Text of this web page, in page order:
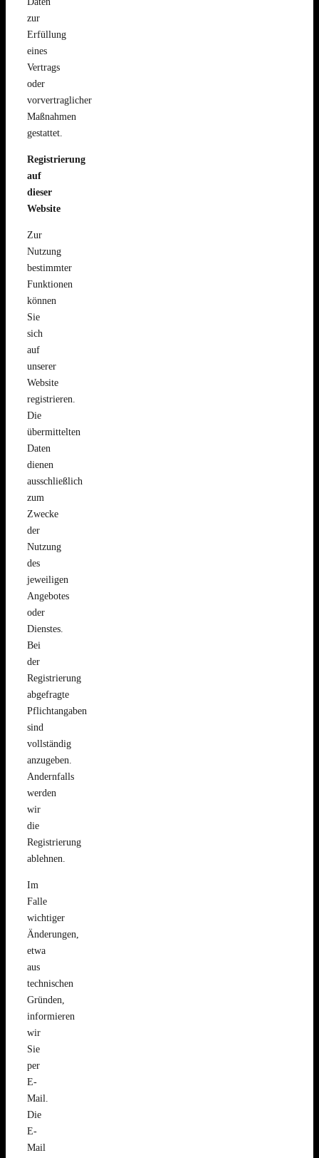
zur
Erfüllung
eines
Vertrags
oder
vorvertraglicher
Maßnahmen
gestattet.
Registrierung
auf
dieser
Website
Zur
Nutzung
bestimmter
Funktionen
können
Sie
sich
auf
unserer
Website
registrieren.
Die
übermittelten
Daten
dienen
ausschließlich
zum
Zwecke
der
Nutzung
des
jeweiligen
Angebotes
oder
Dienstes.
Bei
der
Registrierung
abgefragte
Pflichtangaben
sind
vollständig
anzugeben.
Andernfalls
werden
wir
die
Registrierung
ablehnen.
Im
Falle
wichtiger
Änderungen,
etwa
aus
technischen
Gründen,
informieren
wir
Sie
per
E-
Mail.
Die
E-
Mail